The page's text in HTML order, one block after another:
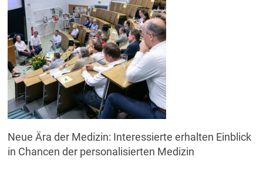
Neue Ära der Medizin: Interessierte erhalten Einblick
in Chancen der personalisierten Medizin